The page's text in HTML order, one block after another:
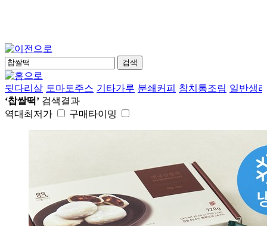
검색
뒷다리살 토마토주스 기타가루 분쇄커피 참치통조림 일반생
‘찹쌀떡’ 검색결과
역대최저가
구매타이밍